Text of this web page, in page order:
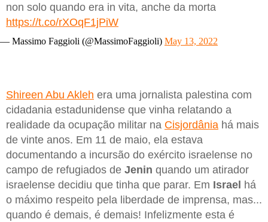
non solo quando era in vita, anche da morta
https://t.co/rXOqF1jPiW
— Massimo Faggioli (@MassimoFaggioli) May 13, 2022
Shireen Abu Akleh era uma jornalista palestina com
cidadania estadunidense que vinha relatando a
realidade da ocupação militar na Cisjordânia há mais
de vinte anos. Em 11 de maio, ela estava
documentando a incursão do exército israelense no
campo de refugiados de Jenin quando um atirador
israelense decidiu que tinha que parar. Em Israel há
o máximo respeito pela liberdade de imprensa, mas...
quando é demais, é demais! Infelizmente esta é